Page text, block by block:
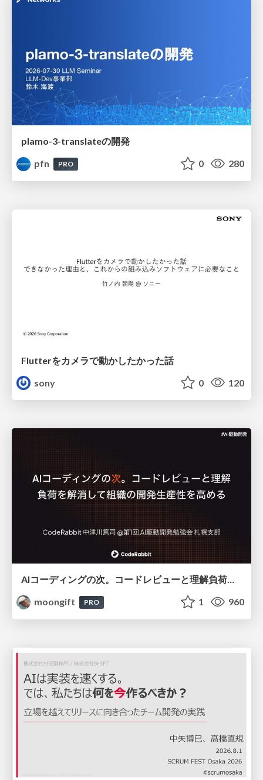
plamo-3-translateの開発
pfn
PRO 0 280
Flutterをカメラで動かしたかった話
sony
0 120
AIコーディングの次。コードレビューと理解負荷を解消して組織の開発生産性を高める
moongift
PRO 1 960